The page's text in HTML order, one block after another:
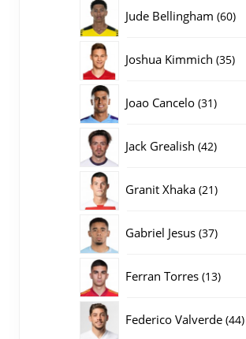
Jude Bellingham 6060
Joshua Kimmich 3535
Joao Cancelo 3131
Jack Grealish 4242
Granit Xhaka 2121
Gabriel Jesus 3737
Ferran Torres 1313
Federico Valverde 4444